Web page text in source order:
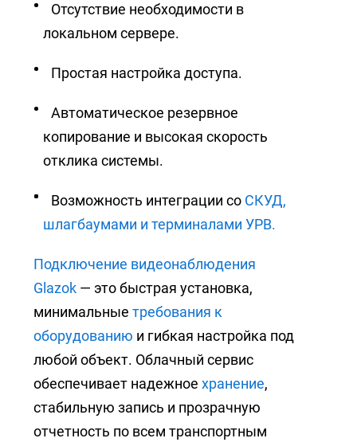
Отсутствие необходимости в
локальном сервере.
Простая настройка доступа.
Автоматическое резервное
копирование и высокая скорость
отклика системы.
Возможность интеграции со СКУД,
шлагбаумами и терминалами УРВ.
Подключение видеонаблюдения
Glazok — это быстрая установка,
минимальныетребования к
оборудованию и гибкая настройка под
любой объект. Облачный сервис
обеспечивает надежноехранение,
стабильную запись и прозрачную
отчетность по всем транспортным